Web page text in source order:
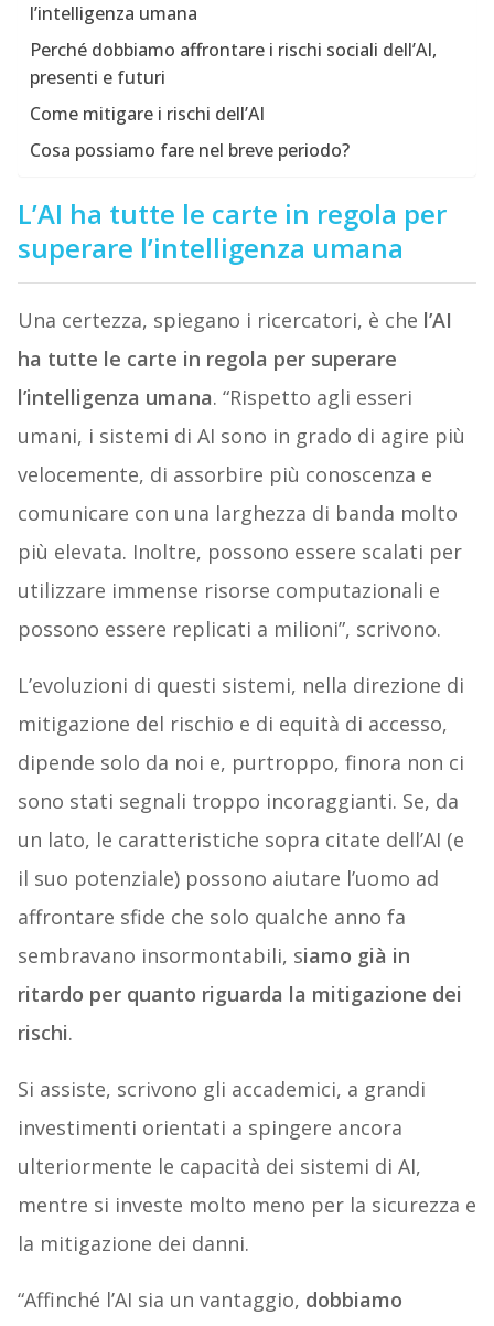
l’intelligenza umana
Perché dobbiamo affrontare i rischi sociali dell’AI,
presenti e futuri
Come mitigare i rischi dell’AI
Cosa possiamo fare nel breve periodo?
L’AI ha tutte le carte in regola per
superare l’intelligenza umana
Una certezza, spiegano i ricercatori, è che l’AI
ha tutte le carte in regola per superare
l’intelligenza umana. “Rispetto agli esseri
umani, i sistemi di AI sono in grado di agire più
velocemente, di assorbire più conoscenza e
comunicare con una larghezza di banda molto
più elevata. Inoltre, possono essere scalati per
utilizzare immense risorse computazionali e
possono essere replicati a milioni”, scrivono.
L’evoluzioni di questi sistemi, nella direzione di
mitigazione del rischio e di equità di accesso,
dipende solo da noi e, purtroppo, finora non ci
sono stati segnali troppo incoraggianti. Se, da
un lato, le caratteristiche sopra citate dell’AI (e
il suo potenziale) possono aiutare l’uomo ad
affrontare sfide che solo qualche anno fa
sembravano insormontabili, siamo già in
ritardo per quanto riguarda la mitigazione dei
rischi.
Si assiste, scrivono gli accademici, a grandi
investimenti orientati a spingere ancora
ulteriormente le capacità dei sistemi di AI,
mentre si investe molto meno per la sicurezza e
la mitigazione dei danni.
“Affinché l’AI sia un vantaggio, dobbiamo